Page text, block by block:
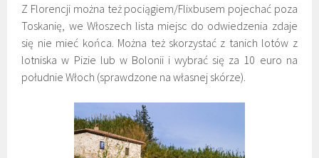
Z Florencji można też pociągiem/Flixbusem pojechać poza
Toskanię, we Włoszech lista miejsc do odwiedzenia zdaje
się nie mieć końca. Można też skorzystać z tanich lotów z
lotniska w Pizie lub w Bolonii i wybrać się za 10 euro na
południe Włoch (sprawdzone na własnej skórze).